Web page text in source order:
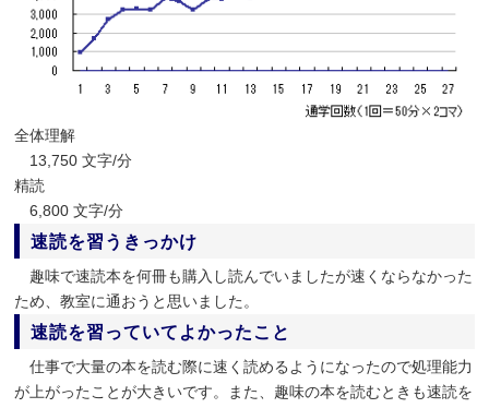
全体理解
13,750 文字/分
精読
6,800 文字/分
速読を習うきっかけ
趣味で速読本を何冊も購入し読んでいましたが速くならなかった
ため、教室に通おうと思いました。
速読を習っていてよかったこと
仕事で大量の本を読む際に速く読めるようになったので処理能力
が上がったことが大きいです。また、趣味の本を読むときも速読を